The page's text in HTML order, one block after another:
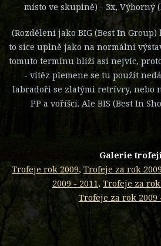
místo ve skupině) - 3x, Výborný
(Rozdělení jako BIG (Best In
to sice uplně jako na normální
tomuto termínu blíží asi nejvíc,
- vítěz plemene se tu použít
labradoři se zlatými retrívry, nebo
PP a voříšci. Ale BIS (Best In
Galerie
Trofeje rok 2009, Trofeje za rok
2009 - 2011, Trofeje za rok
Trofeje za rok 2009